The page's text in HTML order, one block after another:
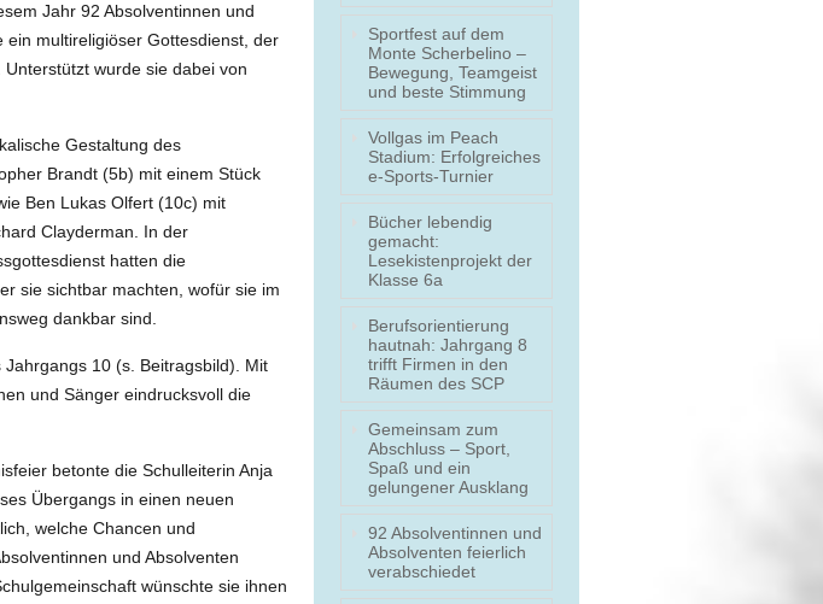
Jahr 92 Absolventinnen und
ein multireligiöser Gottesdienst, der
wurde sie dabei von
Gestaltung des
Brandt (5b) mit einem Stück
Ben Lukas Olfert (10c) mit
Clayderman. In der
hatten die
sie sichtbar machten, wofür sie im
dankbar sind.
10 (s. Beitragsbild). Mit
und Sänger eindrucksvoll die
betonte die Schulleiterin Anja
Übergangs in einen neuen
welche Chancen und
und Absolventen
wünschte sie ihnen
Sportfest auf dem
Monte Scherbelino –
Bewegung, Teamgeist
und beste Stimmung
Vollgas im Peach
Stadium: Erfolgreiches
e-Sports-Turnier
Bücher lebendig
gemacht:
Lesekistenprojekt der
Klasse 6a
Berufsorientierung
hautnah: Jahrgang 8
trifft Firmen in den
Räumen des SCP
Gemeinsam zum
Abschluss – Sport,
Spaß und ein
gelungener Ausklang
92 Absolventinnen und
Absolventen feierlich
verabschiedet